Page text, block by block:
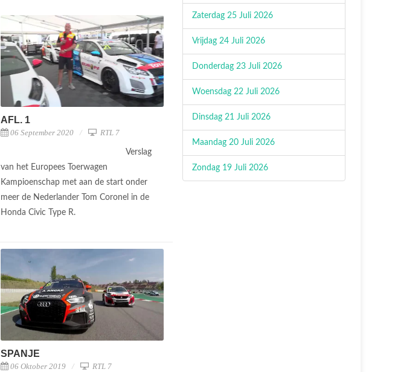
AFL. 1
06 September 2020 RTL 7
Verslag
van het Europees Toerwagen
Kampioenschap met aan de start onder
meer de Nederlander Tom Coronel in de
Honda Civic Type R.
SPANJE
06 Oktober 2019 RTL 7
Zaterdag 25 Juli 2026
Vrijdag 24 Juli 2026
Donderdag 23 Juli 2026
Woensdag 22 Juli 2026
Dinsdag 21 Juli 2026
Maandag 20 Juli 2026
Zondag 19 Juli 2026